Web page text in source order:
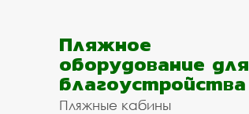
Пляжное
оборудование для
благоустройства
Пляжные кабины